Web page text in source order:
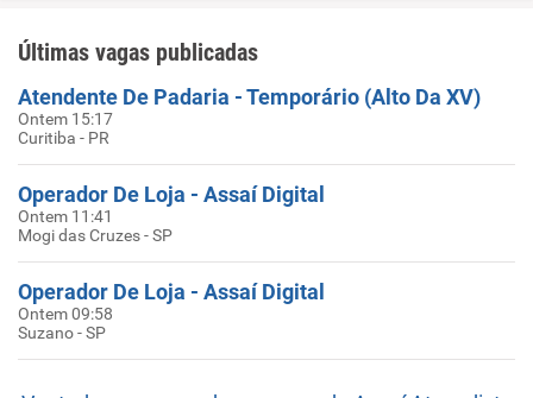
Últimas vagas publicadas
Atendente De Padaria - Temporário (Alto Da XV)
Ontem 15:17
Curitiba - PR
Operador De Loja - Assaí Digital
Ontem 11:41
Mogi das Cruzes - SP
Operador De Loja - Assaí Digital
Ontem 09:58
Suzano - SP